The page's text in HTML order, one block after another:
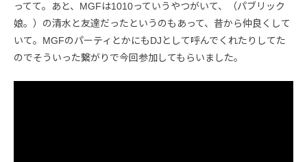
ってて。あと、MGFは1010っていうやつがいて、（パブリック
娘。）の清水と友達だったというのもあって、昔から仲良くして
いて。MGFのパーティとかにもDJとして呼んでくれたりしてた
のでそういった繋がりで今回参加してもらいました。